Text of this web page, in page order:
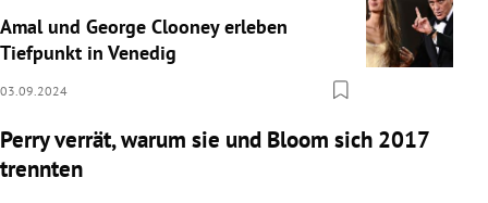
Amal und George Clooney erleben
Tiefpunkt in Venedig
03.09.2024
Perry verrät, warum sie und Bloom sich 2017
trennten